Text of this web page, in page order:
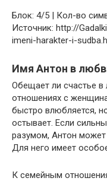
Блок: 4/5 | Кол-во
Источник: http://
imeni-harakter-i-
Имя Антон в
Обещает ли счастье
отношениях с
быстро влюбляется,
остывает. Если
разумом, Антон может
Для него имеет
К семейным